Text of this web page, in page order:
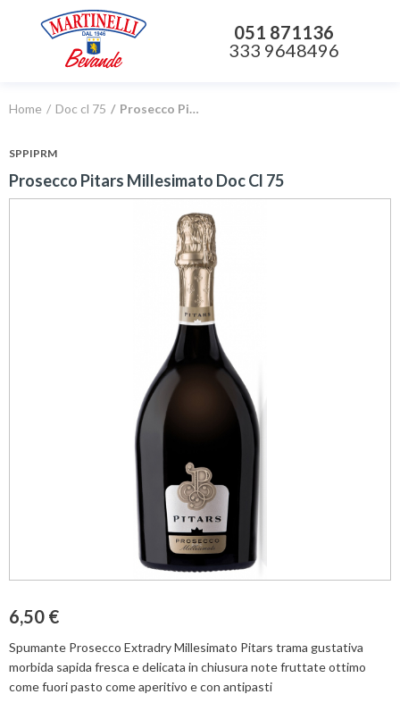
051 871136
333 9648496
Home Doc cl 75 Prosecco Pitars Millesimato Doc Cl 75
SPPIPRM
Prosecco Pitars Millesimato Doc Cl 75
6,50 €
Spumante Prosecco Extradry Millesimato Pitars trama gustativa
morbida sapida fresca e delicata in chiusura note fruttate ottimo
come fuori pasto come aperitivo e con antipasti